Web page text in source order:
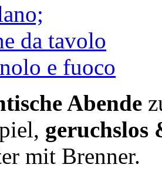
Abende
geruchslos
mit Brenner.